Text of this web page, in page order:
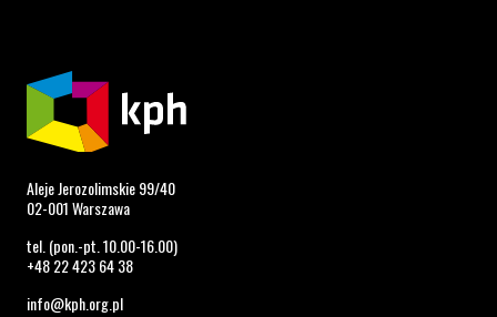
Aleje Jerozolimskie 99/40
02-001 Warszawa
tel. (pon.-pt. 10.00-16.00)
+48 22 423 64 38
info@kph.org.pl